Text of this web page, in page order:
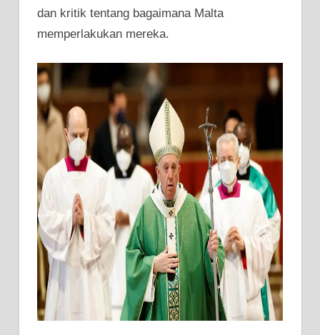
dan kritik tentang bagaimana Malta
memperlakukan mereka.